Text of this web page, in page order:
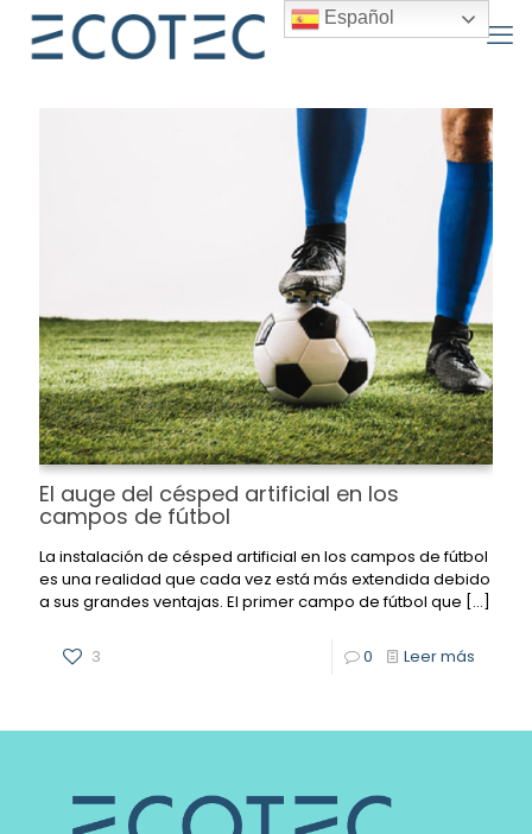
El auge del césped artificial en los
campos de fútbol
La instalación de césped artificial en los campos de fútbol
es una realidad que cada vez está más extendida debido
a sus grandes ventajas. El primer campo de fútbol que […]
3 0 Leer más
Español